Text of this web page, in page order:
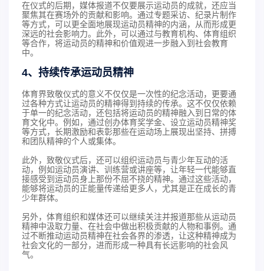
在仪式的后期，媒体报道不仅要展示运动员的成就，还应当
聚焦其在赛场外的贡献和影响。通过专题采访、纪录片制作
等方式，可以更全面地展现运动员精神的内涵，从而形成更
深远的社会影响力。此外，可以通过与教育机构、体育组织
等合作，将运动员的精神和价值观进一步融入到社会教育
中。
4、持续传承运动员精神
体育界致敬仪式的意义不仅仅是一次性的纪念活动，更要通
过各种方式让运动员的精神得到持续的传承。这不仅仅依赖
于单一的纪念活动，还包括将运动员的精神融入到日常的体
育文化中。例如，通过创办体育奖学金、设立运动员精神奖
等方式，长期激励和表彰那些在运动场上展现出坚持、拼搏
和团队精神的个人或集体。
此外，致敬仪式后，还可以组织运动员与青少年互动的活
动，例如运动员演讲、训练营或讲座等，让年轻一代能够直
接感受到运动员身上那份不屈不挠的精神。通过这些活动，
能够将运动员的正能量传递给更多人，尤其是正在成长的青
少年群体。
另外，体育组织和媒体还可以继续关注并报道那些从运动员
精神中汲取力量、在社会中做出积极贡献的人物和事例。通
过不断推动运动员精神在社会各界的渗透，让这种精神成为
社会文化的一部分，进而形成一种具有长远影响的社会风
气。